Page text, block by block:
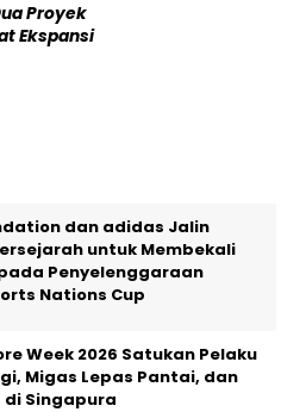
Proyek
Ekspansi
dan adidas Jalin
untuk Membekali
Penyelenggaraan
Nations Cup
Week 2026 Satukan Pelaku
Migas Lepas Pantai, dan
Singapura